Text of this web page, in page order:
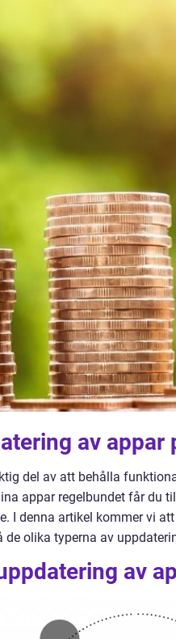
av appar
del av att behålla
appar regelbundet får du
I denna artikel kommer vi
de olika typerna av
av